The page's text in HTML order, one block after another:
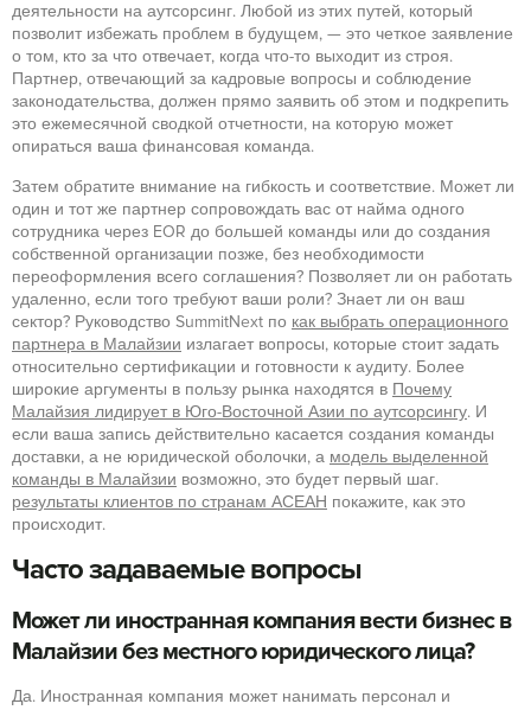
деятельности на аутсорсинг. Любой из этих путей, который
позволит избежать проблем в будущем, — это четкое заявление
о том, кто за что отвечает, когда что-то выходит из строя.
Партнер, отвечающий за кадровые вопросы и соблюдение
законодательства, должен прямо заявить об этом и подкрепить
это ежемесячной сводкой отчетности, на которую может
опираться ваша финансовая команда.
Затем обратите внимание на гибкость и соответствие. Может ли
один и тот же партнер сопровождать вас от найма одного
сотрудника через EOR до большей команды или до создания
собственной организации позже, без необходимости
переоформления всего соглашения? Позволяет ли он работать
удаленно, если того требуют ваши роли? Знает ли он ваш
сектор? Руководство SummitNext по как выбрать операционного
партнера в Малайзии излагает вопросы, которые стоит задать
относительно сертификации и готовности к аудиту. Более
широкие аргументы в пользу рынка находятся в Почему
Малайзия лидирует в Юго-Восточной Азии по аутсорсингу. И
если ваша запись действительно касается создания команды
доставки, а не юридической оболочки, а модель выделенной
команды в Малайзии возможно, это будет первый шаг.
результаты клиентов по странам АСЕАН покажите, как это
происходит.
Часто задаваемые вопросы
Может ли иностранная компания вести бизнес в
Малайзии без местного юридического лица?
Да. Иностранная компания может нанимать персонал и